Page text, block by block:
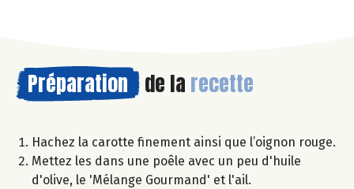
Préparation de la recette
Hachez la carotte finement ainsi que l’oignon rouge.
Mettez les dans une poêle avec un peu d'huile
d'olive, le 'Mélange Gourmand' et l'ail.